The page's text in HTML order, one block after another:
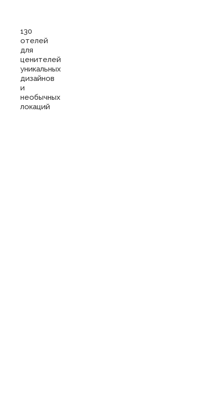
130
отелей
для
ценителей
уникальных
дизайнов
и
необычных
локаций